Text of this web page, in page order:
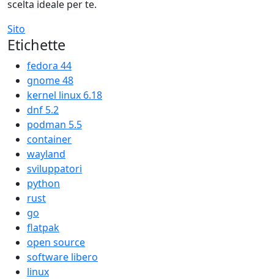
scelta ideale per te.
Sito
Etichette
fedora 44
gnome 48
kernel linux 6.18
dnf 5.2
podman 5.5
container
wayland
sviluppatori
python
rust
go
flatpak
open source
software libero
linux